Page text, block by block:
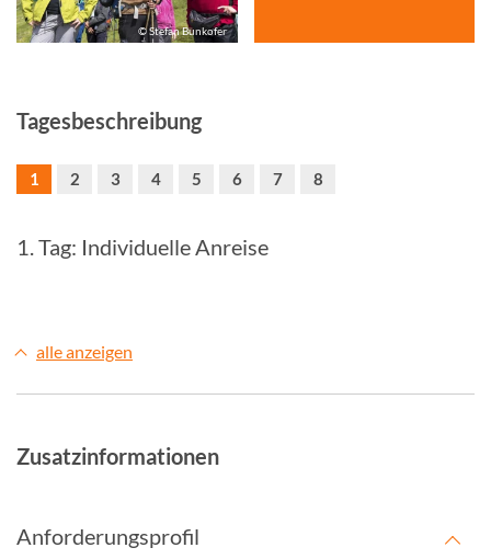
© Stefan Bunkofer
Tagesbeschreibung
1 2 3 4 5 6 7 8
1. Tag: Individuelle Anreise
alle anzeigen
Zusatzinformationen
Anforderungsprofil